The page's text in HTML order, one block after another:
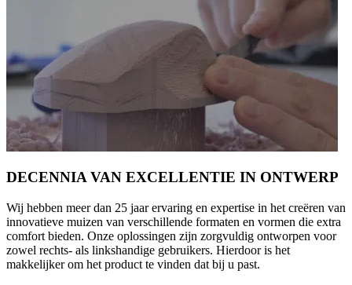
DECENNIA VAN EXCELLENTIE IN ONTWERP
Wij hebben meer dan 25 jaar ervaring en expertise in het creëren van
innovatieve muizen van verschillende formaten en vormen die extra
comfort bieden. Onze oplossingen zijn zorgvuldig ontworpen voor
zowel rechts- als linkshandige gebruikers. Hierdoor is het
makkelijker om het product te vinden dat bij u past.